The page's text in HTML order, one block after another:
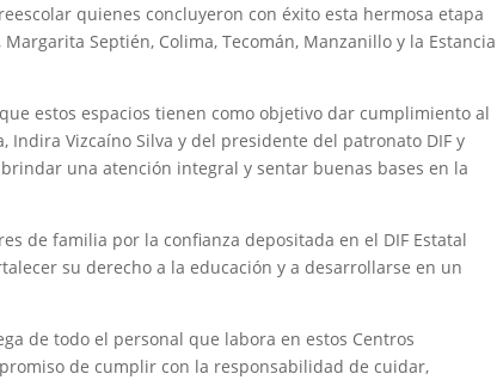
quienes concluyeron con éxito esta hermosa etapa
Septién, Colima, Tecomán, Manzanillo y la Estancia
estos espacios tienen como objetivo dar cumplimiento al
Vizcaíno Silva y del presidente del patronato DIF y
una atención integral y sentar buenas bases en la
de familia por la confianza depositada en el DIF Estatal
su derecho a la educación y a desarrollarse en un
de todo el personal que labora en estos Centros
de cumplir con la responsabilidad de cuidar,